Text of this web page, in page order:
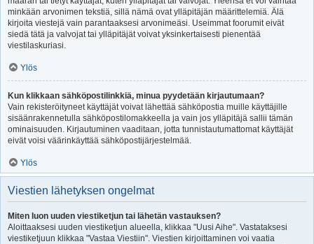
minkään arvonimen tekstiä, sillä nämä ovat ylläpitäjän määrittelemiä. Älä
kirjoita viestejä vain parantaaksesi arvonimeäsi. Useimmat foorumit eivät
siedä tätä ja valvojat tai ylläpitäjät voivat yksinkertaisesti pienentää
viestilaskuriasi.
Ylös
Kun klikkaan sähköpostilinkkiä, minua pyydetään kirjautumaan?
Vain rekisteröityneet käyttäjät voivat lähettää sähköpostia muille käyttäjille
sisäänrakennetulla sähköpostilomakkeella ja vain jos ylläpitäjä sallii tämän
ominaisuuden. Kirjautuminen vaaditaan, jotta tunnistautumattomat käyttäjät
eivät voisi väärinkäyttää sähköpostijärjestelmää.
Ylös
Viestien lähetyksen ongelmat
Miten luon uuden viestiketjun tai lähetän vastauksen?
Aloittaaksesi uuden viestiketjun alueella, klikkaa "Uusi Aihe". Vastataksesi
viestiketjuun klikkaa "Vastaa Viestiin". Viestien kirjoittaminen voi vaatia